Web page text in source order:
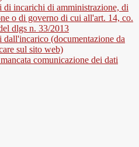
di incarichi di amministrazione, di
o di governo di cui all'art. 14, co.
dlgs n. 33/2013
dall'incarico (documentazione da
sul sito web)
comunicazione dei dati